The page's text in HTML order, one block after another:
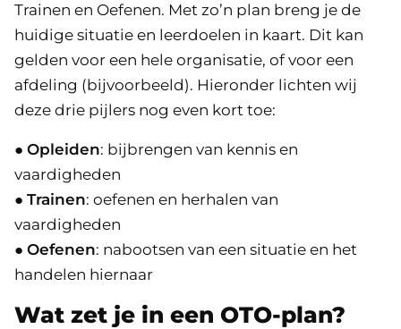
Trainen en Oefenen. Met zo’n plan breng je de
huidige situatie en leerdoelen in kaart. Dit kan
gelden voor een hele organisatie, of voor een
afdeling (bijvoorbeeld). Hieronder lichten wij
deze drie pijlers nog even kort toe:
● Opleiden: bijbrengen van kennis en
vaardigheden
● Trainen: oefenen en herhalen van
vaardigheden
● Oefenen: nabootsen van een situatie en het
handelen hiernaar
Wat zet je in een OTO-plan?